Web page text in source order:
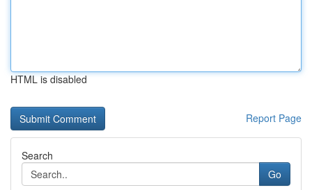
HTML is disabled
Report Page
Search
Go